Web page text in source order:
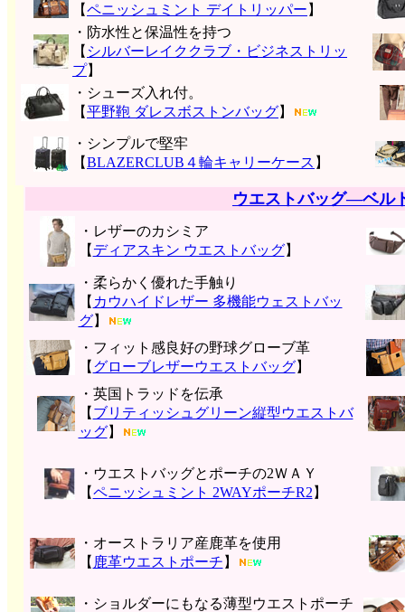
【ペニッシュミント デイトリッパー 】
・防水性と保温性を持つ
【 シルバーレイククラブ・ビジネストリッ
プ】
・シューズ入れ付。
【平野鞄 ダレスボストンバッグ】
・シンプルで堅牢
【BLAZERCLUB４輪キャリーケース 】
ウエストバッグ―ベル
・レザーのカシミア
【 ディアスキン ウエストバッグ】
・柔らかく優れた手触り
【 カウハイドレザー 多機能ウェストバッ
グ】
・フィット感良好の野球グローブ革
【 グローブレザーウエストバッグ】
・英国トラッドを伝承
【 ブリティッシュグリーン縦型ウエストバ
ッグ】
・ウエストバッグとポーチの2ＷＡＹ
【ペニッシュミント 2WAYポーチR2 】
・オーストラリア産鹿革を使用
【 鹿革ウエストポーチ 】
・ショルダーにもなる薄型ウエストポーチ